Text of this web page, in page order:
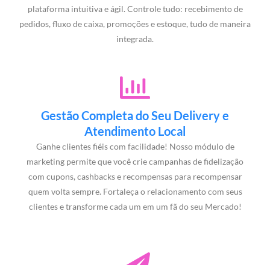
plataforma intuitiva e ágil. Controle tudo: recebimento de
pedidos, fluxo de caixa, promoções e estoque, tudo de maneira
integrada.
Gestão Completa do Seu Delivery e
Atendimento Local
Ganhe clientes fiéis com facilidade! Nosso módulo de
marketing permite que você crie campanhas de fidelização
com cupons, cashbacks e recompensas para recompensar
quem volta sempre. Fortaleça o relacionamento com seus
clientes e transforme cada um em um fã do seu Mercado!